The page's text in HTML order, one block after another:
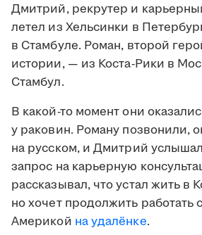
Дмитрий, рекрутер и
летел из Хельсинки в
в Стамбуле. Роман, второй
истории, — из Коста-Рики в
Стамбул.
В какой-то момент они
у раковин. Роману позвонили,
на русском, и Дмитрий
запрос на карьерную
рассказывал, что устал жить в
но хочет продолжить работать
Америкой на удалёнке.